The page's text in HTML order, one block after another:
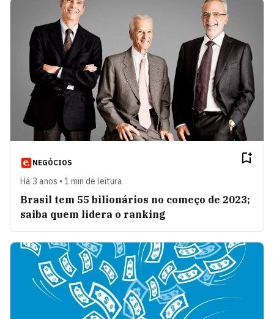
NEGÓCIOS
Há 3 anos • 1 min de leitura
Brasil tem 55 bilionários no começo de 2023;
saiba quem lidera o ranking